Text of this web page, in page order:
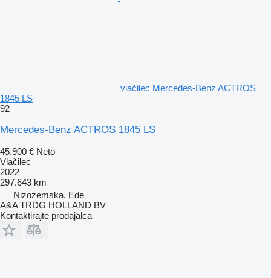
vlačilec Mercedes-Benz ACTROS
1845 LS
92
Mercedes-Benz ACTROS 1845 LS
45.900 € Neto
Vlačilec
2022
297.643 km
Nizozemska, Ede
A&A TRDG HOLLAND BV
Kontaktirajte prodajalca